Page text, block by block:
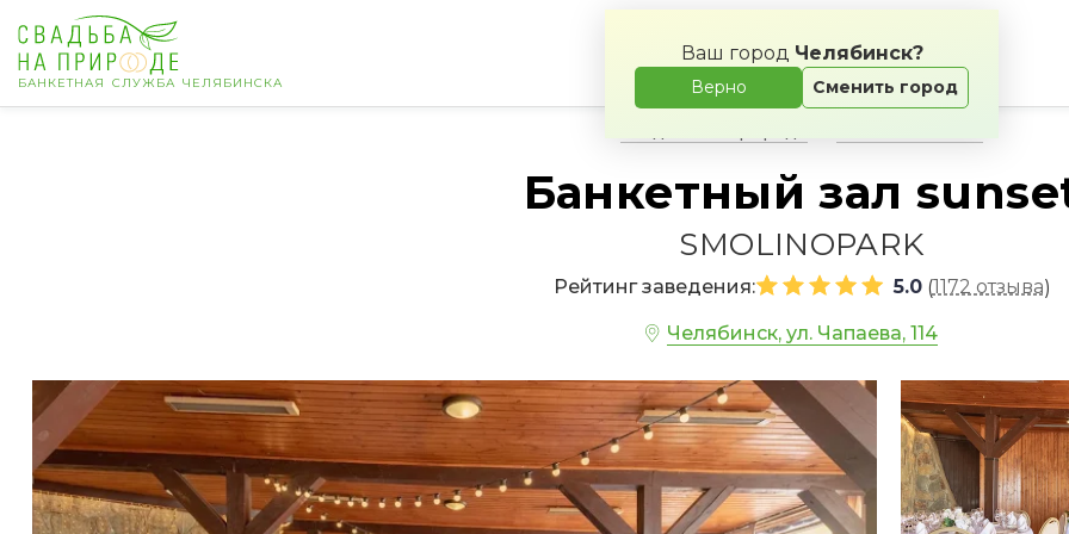
Ваш город Челябинск?
Верно Сменить город
БАНКЕТНАЯ СЛУЖБА ЧЕЛЯБИНСКА
Выпускной
Корпоратив
Банкетный зал
SMOLINOPARK
Рейтинг заведения: 5.0 (1172 отзыва)
Челябинск, ул. Чапаева, 114